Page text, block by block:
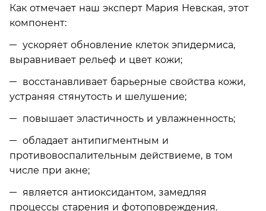
Как отмечает наш эксперт Мария Невская, этот
компонент:
ускоряет обновление клеток эпидермиса,
выравнивает рельеф и цвет кожи;
восстанавливает барьерные свойства кожи,
устраняя стянутость и шелушение;
повышает эластичность и увлажненность;
обладает антипигментным и
противовоспалительным действиеме, в том
числе при акне;
является антиоксидантом, замедляя
процессы старения и фотоповреждения.